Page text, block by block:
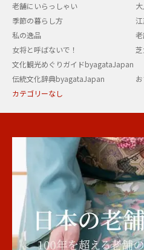
老舗にいらっしゃい
季節の暮らし方
私の逸品
女将と呼ばないで！
文化観光めぐりガイドbyagataJapan
伝統文化辞典byagataJapan
カテゴリーなし